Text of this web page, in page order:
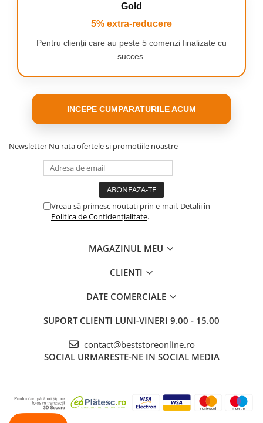
Gold
5% extra-reducere
Pentru clienții care au peste 5 comenzi finalizate cu
succes.
INCEPE CUMPARATURILE ACUM
Newsletter Nu rata ofertele si promotiile noastre
Vreau să primesc noutati prin e-mail. Detalii în
Politica de Confidențialitate.
MAGAZINUL MEU
CLIENTI
DATE COMERCIALE
SUPORT CLIENTI LUNI-VINERI 9.00 - 15.00
contact@beststoreonline.ro
SOCIAL URMARESTE-NE IN SOCIAL MEDIA